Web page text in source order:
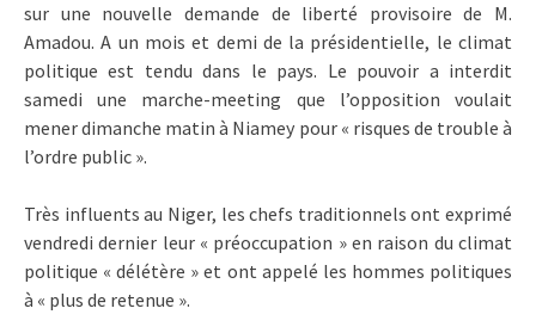
sur une nouvelle demande de liberté provisoire de M.
Amadou. A un mois et demi de la présidentielle, le climat
politique est tendu dans le pays. Le pouvoir a interdit
samedi une marche-meeting que l’opposition voulait
mener dimanche matin à Niamey pour « risques de trouble à
l’ordre public ».
Très influents au Niger, les chefs traditionnels ont exprimé
vendredi dernier leur « préoccupation » en raison du climat
politique « délétère » et ont appelé les hommes politiques
à « plus de retenue ».